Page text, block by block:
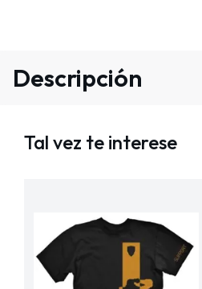
Descripción
Tal vez te interese